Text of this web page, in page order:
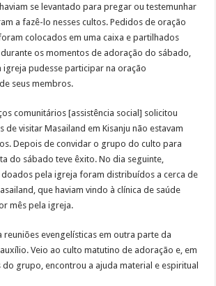
se levantado para pregar ou testemunhar
a fazê-lo nesses cultos. Pedidos de oração
colocados em uma caixa e partilhados
os momentos de adoração do sábado,
pudesse participar na oração
seus membros.
comunitários [assistência social] solicitou
de visitar Masailand em Kisanju não estavam
Depois de convidar o grupo do culto para
do sábado teve êxito. No dia seguinte,
pela igreja foram distribuídos a cerca de
que haviam vindo à clínica de saúde
mês pela igreja.
evengelísticas em outra parte da
Veio ao culto matutino de adoração e, em
grupo, encontrou a ajuda material e espiritual